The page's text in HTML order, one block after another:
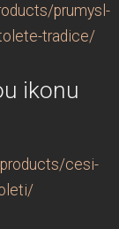
prumysl-
tradice/
ikonu
cesi-